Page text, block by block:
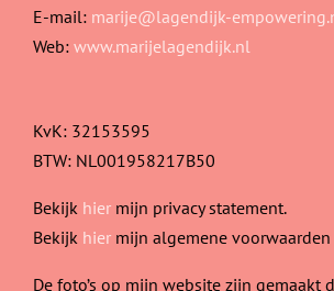
E-mail: marije@lagendijk-
Web: www.marijelagendijk.nl
KvK: 32153595
BTW: NL001958217B50
Bekijk hier mijn privacy statement.
Bekijk hier mijn algemene voorwaarden
De foto’s op mijn website zijn gemaakt